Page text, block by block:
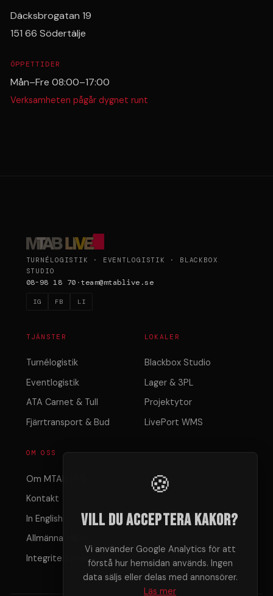
Däcksbrogatan 19
151 66 Södertälje
ÖPPETTIDER
Mån–Fre 08:00–17:00
Verksamheten pågår dygnet runt
TURNÉLOGISTIK · EVENTLOGISTIK · BLACKBOX
STUDIO
08-98 18 70 ·team@mtablive.se
IG FB LI
TJÄNSTER
Turnélogistik
Eventlogistik
ATA Carnet & Tull
Fjärrtransport & Bud
LOKALER
Blackbox Studio
Lager & 3PL
Projektytor
LivePort WMS
OM OSS
Om MTAB LIVE
Kontakt
In English
Allmänna villkor
Integritetspolicy
🍪
Vill du acceptera kakor?
Vi använder Google Analytics för att
förstå hur hemsidan används. Ingen
data säljs eller delas med annonsörer.
Läs mer